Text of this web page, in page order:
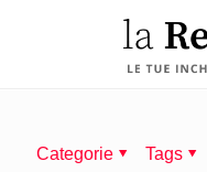
Categorie Tags